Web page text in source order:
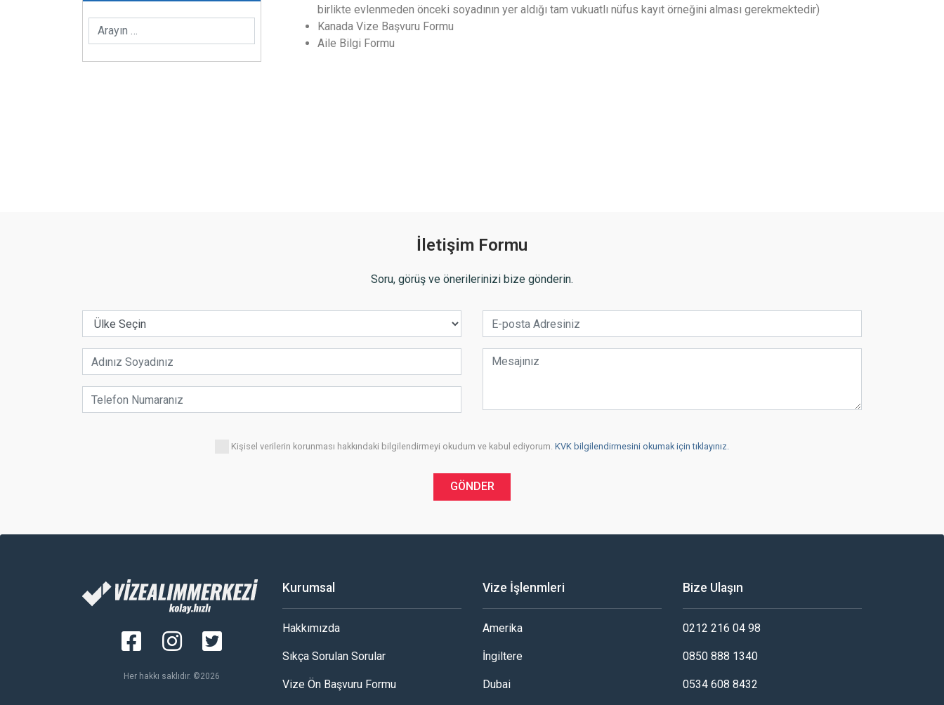
birlikte evlenmeden önceki soyadının yer aldığı tam vukuatlı nüfus kayıt örneğini alması gerekmektedir)
Kanada Vize Başvuru Formu
Aile Bilgi Formu
İletişim Formu
Soru, görüş ve önerilerinizi bize gönderin.
Kişisel verilerin korunması hakkındaki bilgilendirmeyi okudum ve kabul ediyorum. KVK bilgilendirmesini okumak için tıklayınız.
GÖNDER
Her hakkı saklıdır. ©2026
Kurumsal
Hakkımızda
Sıkça Sorulan Sorular
Vize Ön Başvuru Formu
Vize İşlenmleri
Amerika
İngiltere
Dubai
Bize Ulaşın
0212 216 04 98
0850 888 1340
0534 608 8432